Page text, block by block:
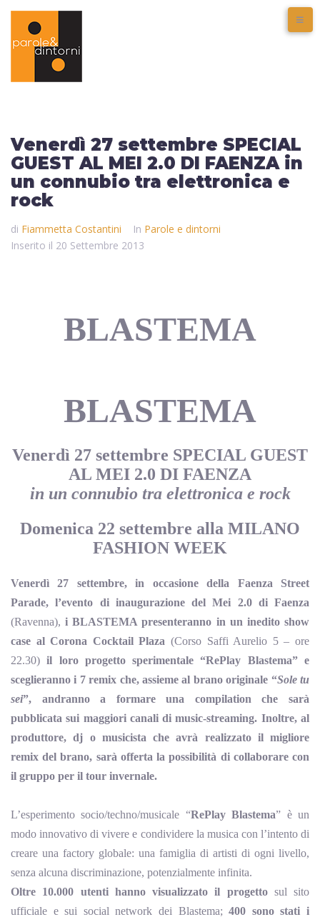
Venerdì 27 settembre SPECIAL
GUEST AL MEI 2.0 DI FAENZA in
un connubio tra elettronica e
rock
di Fiammetta Costantini In Parole e dintorni
Inserito il 20 Settembre 2013
BLASTEMA
BLASTEMA
Venerdì 27 settembre SPECIAL GUEST
AL MEI 2.0 DI FAENZA
in un connubio tra elettronica e rock
Domenica 22 settembre alla MILANO
FASHION WEEK
Venerdì 27 settembre, in occasione della Faenza Street
Parade, l’evento di inaugurazione del Mei 2.0 di Faenza
(Ravenna), i BLASTEMA presenteranno in un inedito show
case al Corona Cocktail Plaza (Corso Saffi Aurelio 5 – ore
22.30)il loro progetto sperimentale “RePlay Blastema” e
sceglieranno i 7 remix che, assieme al brano originale “Sole tu
sei”, andranno a formare una compilation che sarà
pubblicata sui maggiori canali di music-streaming. Inoltre, al
produttore, dj o musicista che avrà realizzato il migliore
remix del brano, sarà offerta la possibilità di collaborare con
il gruppo per il tour invernale.
L’esperimento socio/techno/musicale “RePlay Blastema” è un
modo innovativo di vivere e condividere la musica con l’intento di
creare una factory globale: una famiglia di artisti di ogni livello,
senza alcuna discriminazione, potenzialmente infinita.
Oltre 10.000 utenti hanno visualizzato il progettosul sito
ufficiale e sui social network dei Blastema;400 sono stati i